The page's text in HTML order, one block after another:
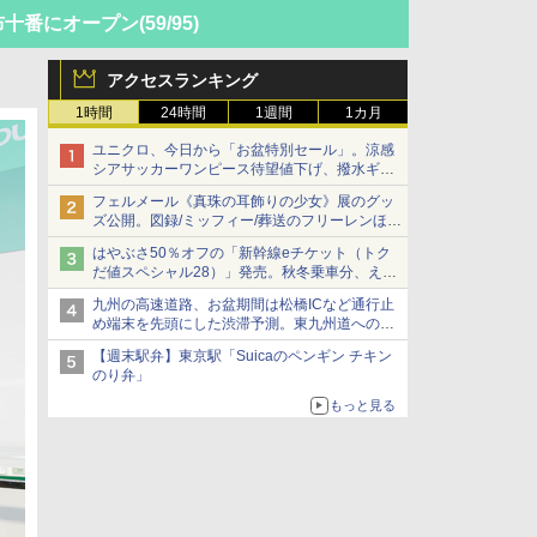
番にオープン(59/95)
アクセスランキング
1時間 24時間 1週間 1カ月
ユニクロ、今日から「お盆特別セール」。涼感
シアサッカーワンピース待望値下げ、撥水ギア
ショーツは1990円に
フェルメール《真珠の耳飾りの少女》展のグッ
ズ公開。図録/ミッフィー/葬送のフリーレンほ
か、注目ブランドコラボが実現
はやぶさ50％オフの「新幹線eチケット（トク
だ値スペシャル28）」発売。秋冬乗車分、えき
ねっと限定
九州の高速道路、お盆期間は松橋ICなど通行止
め端末を先頭にした渋滞予測。東九州道への迂
回は料金調整を実施
【週末駅弁】東京駅「Suicaのペンギン チキン
のり弁」
もっと見る